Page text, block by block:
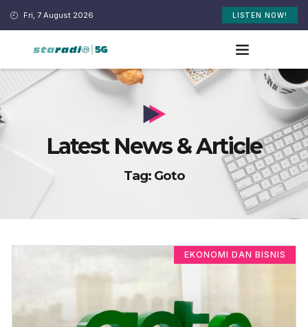
Fri, 7 August 2026 LISTEN NOW!
Latest News & Article
Tag: Goto
EKONOMI DAN BISNIS